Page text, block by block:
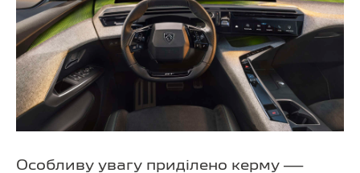
Особливу увагу приділено керму —